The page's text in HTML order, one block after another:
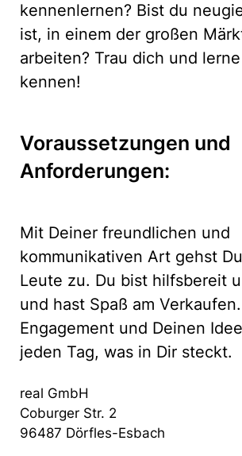
kennenlernen? Bist du
ist, in einem der großen
arbeiten? Trau dich und
kennen!
Voraussetzungen und
Anforderungen:
Mit Deiner freundlichen und
kommunikativen Art gehst
Leute zu. Du bist hilfsbereit
und hast Spaß am
Engagement und Deinen
jeden Tag, was in Dir steckt.
real GmbH
Coburger Str. 2
96487 Dörfles-Esbach